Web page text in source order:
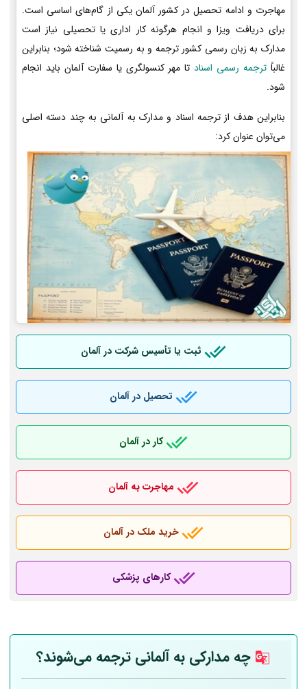
مهاجرت و ادامه تحصیل در کشور آلمان یکی از گام‌های اساسی است.
برای دریافت ویزا و انجام هرگونه کار اداری یا تحصیلی نیاز است
مدارک به زبان رسمی کشور ترجمه و به رسمیت شناخته شود؛ بنابراین
غالباً ترجمه رسمی اسنادتا مهر کنسولگری یا سفارت آلمان باید انجام
شود.
بنابراین هدف از ترجمه اسناد و مدارک به آلمانی به چند دسته اصلی
می‌توان عنوان کرد:
ثبت یا تأسیس شرکت در آلمان
تحصیل در آلمان
کار در آلمان
مهاجرت به آلمان
خرید ملک در آلمان
کارهای پزشکی
چه مدارکی بهآلمانی ترجمه می‌شوند؟